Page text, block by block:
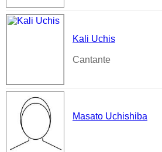
Kali Uchis
Cantante
Masato Uchishiba